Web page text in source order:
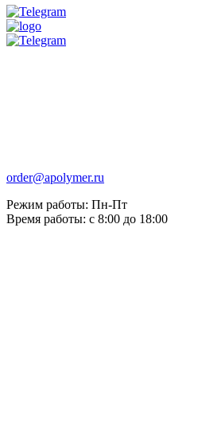
order@apolymer.ru
Режим работы: Пн-Пт
Время работы: с 8:00 до 18:00